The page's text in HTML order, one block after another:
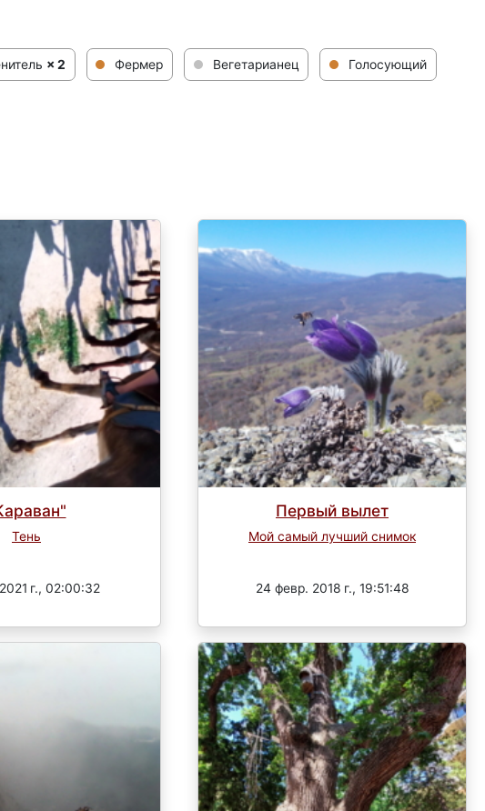
× 2 Фермер Вегетарианец Голосующий
Тень
г., 02:00:32
Первый вылет
Мой самый лучший снимок
24 февр. 2018 г., 19:51:48